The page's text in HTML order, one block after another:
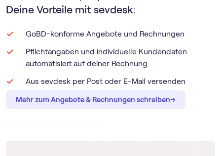
Deine Vorteile mit sevdesk:
GoBD-konforme Angebote und Rechnungen
Pflichtangaben und individuelle Kundendaten
automatisiert auf deiner Rechnung
Aus sevdesk per Post oder E-Mail versenden
Mehr zum Angebote & Rechnungen schreiben→
→